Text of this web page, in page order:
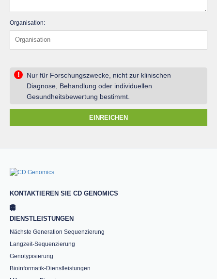
Organisation:
!
Nur für Forschungszwecke, nicht zur klinischen
Diagnose, Behandlung oder individuellen
Gesundheitsbewertung bestimmt.
EINREICHEN
KONTAKTIEREN SIE CD GENOMICS
DIENSTLEISTUNGEN
Nächste Generation Sequenzierung
Langzeit-Sequenzierung
Genotypisierung
Bioinformatik-Dienstleistungen